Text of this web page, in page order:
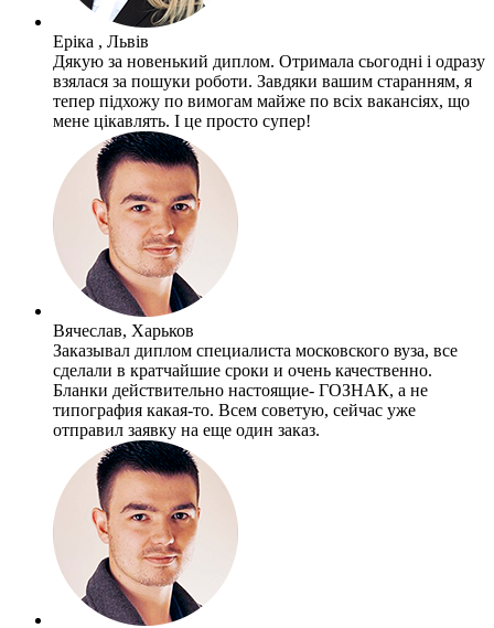
Еріка , Львів
Дякую за новенький диплом. Отримала сьогодні і одразу
взялася за пошуки роботи. Завдяки вашим старанням, я
тепер підхожу по вимогам майже по всіх вакансіях, що
мене цікавлять. І це просто супер!
Вячеслав, Харьков
Заказывал диплом специалиста московского вуза, все
сделали в кратчайшие сроки и очень качественно.
Бланки действительно настоящие- ГОЗНАК, а не
типография какая-то. Всем советую, сейчас уже
отправил заявку на еще один заказ.